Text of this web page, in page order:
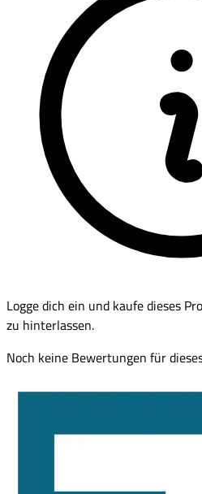
Logge dich ein und kaufe dieses
zu hinterlassen.
Noch keine Bewertungen für